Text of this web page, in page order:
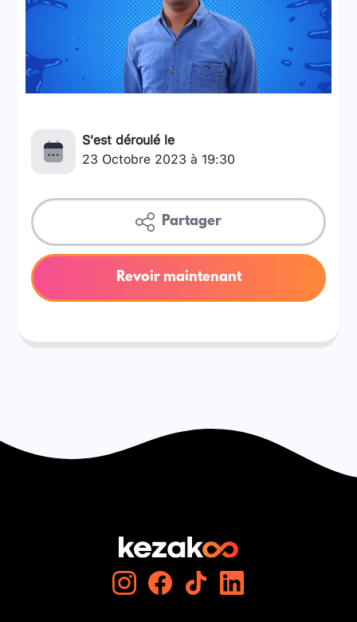
S'est déroulé le
23 Octobre 2023 à 19:30
Partager
Revoir maintenant